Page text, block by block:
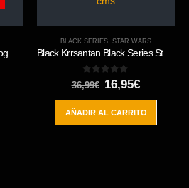
Chirrut Imwe Black Series Rogue One
BLACK SERIES, STAR WARS
Black Krrsantan Black Series Star Wars Figura 15 cms
0out of 5
36,99€ El
precio
original
era:
36,99€.
16,95€El
actual
es:
16,95€.
AÑADIR AL CARRITO